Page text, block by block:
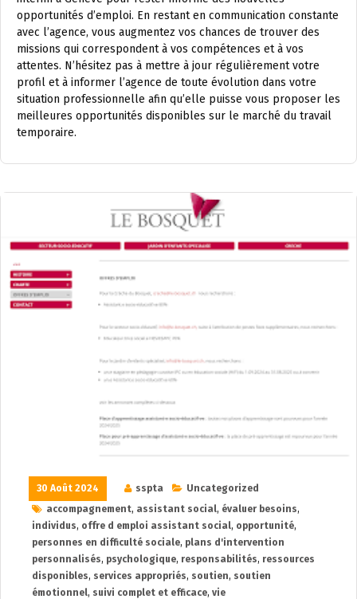
opportunités d’emploi. En restant en communication constante
avec l’agence, vous augmentez vos chances de trouver des
missions qui correspondent à vos compétences et à vos
attentes. N’hésitez pas à mettre à jour régulièrement votre
profil et à informer l’agence de toute évolution dans votre
situation professionnelle afin qu’elle puisse vous proposer les
meilleures opportunités disponibles sur le marché du travail
temporaire.
30 Août 2024 sspta
Uncategorized
accompagnement, assistant social, évaluer besoins,
individus, offre d emploi assistant social, opportunité,
personnes en difficulté sociale, plans d'intervention
personnalisés, psychologique, responsabilités, ressources
disponibles, services appropriés, soutien, soutien
émotionnel, suivi complet et efficace, vie